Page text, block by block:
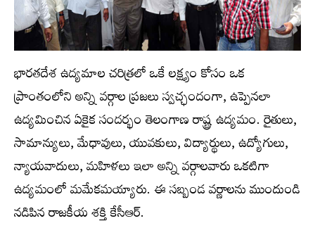
భారతదేశ ఉద్యమాల చరిత్రలో ఒకే లక్ష్యం కోసం ఒక
ప్రాంతంలోని అన్ని వర్గాల ప్రజలు స్వచ్ఛందంగా, ఉప్పెనలా
ఉద్యమించిన ఏకైక సందర్భం తెలంగాణ రాష్ట్ర ఉద్యమం. రైతులు,
సామాన్యులు, మేధావులు, యువకులు, విద్యార్థులు, ఉద్యోగులు,
న్యాయవాదులు, మహిళలు ఇలా అన్ని వర్గాలవారు ఒకటిగా
ఉద్యమంలో మమేకమయ్యారు. ఈ సబ్బండ వర్ణాలను ముందుండి
నడిపిన రాజకీయ శక్తి కేసీఆర్.